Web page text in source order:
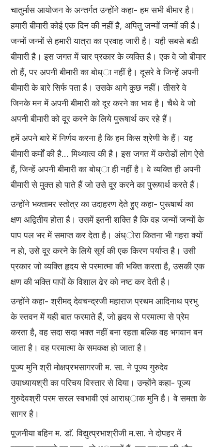
चातुर्मास आयोजन के अन्तर्गत उन्होंने कहा- हम सभी बीमार है।
हमारी बीमारी कोई एक दिन की नहीं है, अपितु जन्मों जन्मों की है।
जन्मों जन्मों से हमारी यात्रा का प्रवाह जारी है। यही सबसे बडी
बीमारी है। इस जगत में चार प्रकार के व्यक्ति है। एक वे जो बीमार
तो हैं, पर अपनी बीमारी का बोध्ा नहीं है। दूसरे वे जिन्हें अपनी
बीमारी के बारे सिर्फ पता है। उसके आगे कुछ नहीं। तीसरे वे
जिनके मन में अपनी बीमारी को दूर करने का भाव है। चैथे वे जो
अपनी बीमारी को दूर करने के लिये पुरूषार्थ कर रहे हैं।
हमें अपने बारे में निर्णय करना है कि हम किस श्रेणी के हैं। यह
बीमारी कर्मों की है... मिथ्यात्व की है। इस जगत में करोडों लोग ऐसे
हैं, जिन्हें अपनी बीमारी का बोध्ा ही नहीं है। वे व्यक्ति ही अपनी
बीमारी से मुक्त हो पाते हैं जो उसे दूर करने का पुरूषार्थ करते हैं।
उन्होंने भक्तामर स्तोत्र का उदाहरण देते हुए कहा- पुरूषार्थ का
क्षण अद्वितीय होता है। उसमें इतनी शक्ति है कि वह जन्मों जन्मों के
पाप पल भर में समाप्त कर देता है। अंध्ोरा कितना भी गहरा क्यों
न हो, उसे दूर करने के लिये सूर्य की एक किरण पर्याप्त है। उसी
प्रकार जो व्यक्ति हृदय से परमात्मा की भक्ति करता है, उसकी एक
क्षण की भक्ति पापों के विशाल ढेर को नष्ट कर देती है।
उन्होंने कहा- श्रीमद् देवचन्द्रजी महाराज प्रथम आदिनाथ प्रभु
के स्तवन में यही बात फरमाते हैं, जो हृदय से परमात्मा से प्रेम
करता है, वह सदा सदा भक्त नहीं बना रहता बल्कि वह भगवान बन
जाता है। वह परमात्मा के समकक्ष हो जाता है।
पूज्य मुनि श्री मोक्षप्रभसागरजी म. सा. ने पूज्य गुरुदेव
उपाध्यायश्री का परिचय विस्तार से दिया। उन्होंने कहा- पूज्य
गुरुदेवश्री परम सरल स्वभावी एवं आराध्ाक मुनि है। वे समता के
सागर है।
पूजनीया बहिन म. डाॅ. विद्युत्प्रभाश्रीजी म.सा. ने दोपहर में